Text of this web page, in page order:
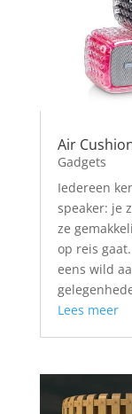
Air
Gadgets
Iedereen
speaker: je
ze
op reis
eens wild
Lees meer